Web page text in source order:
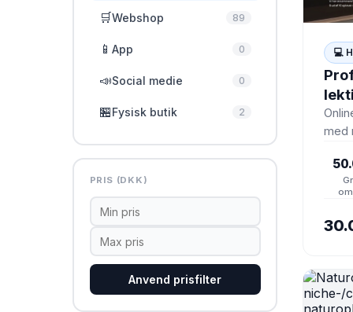
🛒Webshop 89
📱 App 0
📣Social medie 0
🏪Fysisk butik 2
PRIS (DKK)
Anvend prisfilter
💻
–
med